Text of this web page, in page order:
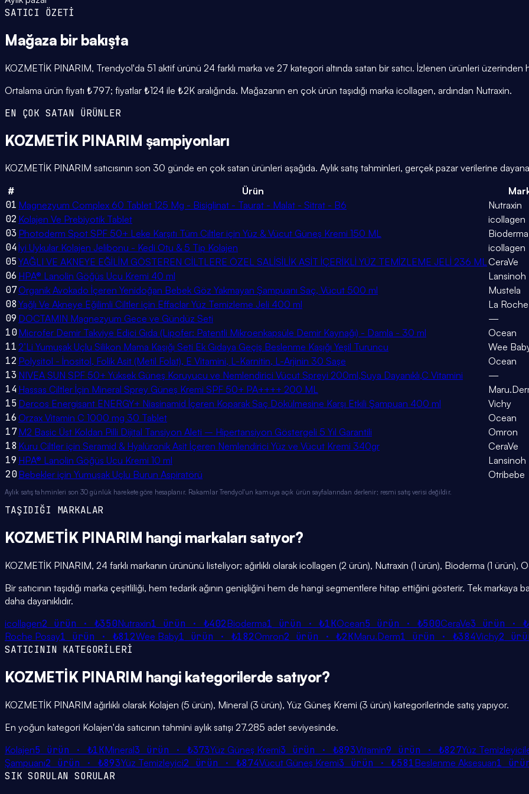
SATICI ÖZETİ
Mağaza bir bakışta
KOZMETİK PINARIM, Trendyol'da 51 aktif ürünü 24 farklı marka ve 27 kategori altında satan bir satıcı. İzlenen ürünleri üzerinden
Ortalama ürün fiyatı ₺797; fiyatlar ₺124 ile ₺2K aralığında. Mağazanın en çok ürün taşıdığı marka icollagen, ardından Nutraxin.
EN ÇOK SATAN ÜRÜNLER
KOZMETİK PINARIM şampiyonları
KOZMETİK PINARIM satıcısının son 30 günde en çok satan ürünleri aşağıda. Aylık satış tahminleri, gerçek pazar verilerine
#
Ürün
01 Magnezyum Complex 60 Tablet 125 Mg - Bisiglinat - Taurat - Malat - Sitrat - B6 Nutraxin
02 Kolajen Ve Prebiyotik Tablet icollagen
03 Photoderm Spot SPF 50+ Leke Karşıtı Tüm Ciltler için Yüz & Vücut Güneş Kremi 150 ML Bioderma
04İyi Uykular Kolajen Jelibonu - Kedi Otu & 5 Tip Kolajen icollagen
05YAĞLI VE AKNEYE EĞİLİM GÖSTEREN CİLTLERE ÖZEL SALİSİLİK ASİT İÇERİKLİ YÜZ TEMİZLEME JELİ 236 MLCeraVe
06 HPA® Lanolin Göğüs Ucu Kremi 40 ml Lansinoh
07Organik Avokado İçeren Yenidoğan Bebek Göz Yakmayan Şampuanı Saç, Vücut 500 ml Mustela
08 Yağlı Ve Akneye Eğilimli Ciltler için Effaclar Yüz Temizleme Jeli 400 ml La
09 DOCTAMIN Magnezyum Gece ve Gündüz Seti —
10Microfer Demir Takviye Edici Gıda (Lipofer: Patentli Mikroenkapsüle Demir Kaynağı) - Damla - 30 ml Ocean
11 2’Li Yumuşak Uçlu Silikon Mama Kaşığı Seti Ek Gıdaya Geçiş Beslenme Kaşığı Yeşil Turuncu Wee
12 Polysitol - İnositol, Folik Asit (Metil Folat), E Vitamini, L-Karnitin, L-Arjinin 30 Saşe Ocean
13 NIVEA SUN SPF 50+ Yüksek Güneş Koruyucu ve Nemlendirici Vücut Spreyi 200ml,Suya Dayanıklı,C Vitamini —
14 Hassas Ciltler İçin Mineral Sprey Güneş Kremi SPF 50+ PA++++ 200 ML
15 Dercos Energisant ENERGY+ Niasinamid İçeren Koparak Saç Dökülmesine Karşı Etkili Şampuan 400 ml Vichy
16 Orzax Vitamin C 1000 mg 30 Tablet Ocean
17M2 Basic Üst Koldan Pilli Dijital Tansiyon Aleti – Hipertansiyon Göstergeli 5 Yıl Garantili Omron
18 Kuru Ciltler için Seramid & Hyalüronik Asit İçeren Nemlendirici Yüz ve Vücut Kremi 340gr CeraVe
19 HPA® Lanolin Göğüs Ucu Kremi 10 ml Lansinoh
20Bebekler için Yumuşak Uçlu Burun Aspiratörü Otribebe
Aylık satış tahminleri son 30 günlük harekete göre hesaplanır. Rakamlar Trendyol'un kamuya açık ürün sayfalarından derlenir; resmi satış verisi değildir.
TAŞIDIĞI MARKALAR
KOZMETİK PINARIM hangi markaları satıyor?
KOZMETİK PINARIM, 24 farklı markanın ürününü listeliyor; ağırlıklı olarak icollagen (2 ürün), Nutraxin (1 ürün), Bioderma (1 ürün),
Bir satıcının taşıdığı marka çeşitliliği, hem tedarik ağının genişliğini hem de hangi segmentlere hitap ettiğini gösterir. Tek markaya
daha dayanıklıdır.
icollagen2 ürün · ₺350Nutraxin1 ürün · ₺402Bioderma1 ürün ·₺1KOcean5 ürün · ₺500CeraVe3 ürün ·
Roche Posay1 ürün · ₺812Wee Baby1 ürün · ₺182Omron2 ürün ·₺2KMaru.Derm1 ürün · ₺384Vichy2
SATICININ KATEGORİLERİ
KOZMETİK PINARIM hangi kategorilerde satıyor?
KOZMETİK PINARIM ağırlıklı olarak Kolajen (5 ürün), Mineral (3 ürün), Yüz Güneş Kremi (3 ürün) kategorilerinde satış yapıyor.
En yoğun kategori Kolajen'da satıcının tahmini aylık satışı 27.285 adet seviyesinde.
Kolajen5 ürün · ₺1KMineral3 ürün · ₺373Yüz Güneş Kremi3 ürün · ₺893Vitamin9 ürün · ₺827Yüz
Şampuanı2 ürün · ₺893Yüz Temizleyici2 ürün · ₺874Vücut Güneş Kremi3 ürün ·₺581Beslenme Aksesuarı1
SIK SORULAN SORULAR